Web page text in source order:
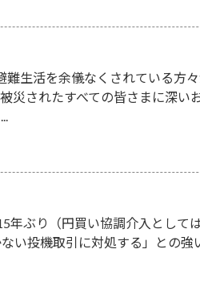
生活を余儀なくされている方
災されたすべての皆さまに深い
年ぶり（円買い協調介入として
い投機取引に対処する」との強